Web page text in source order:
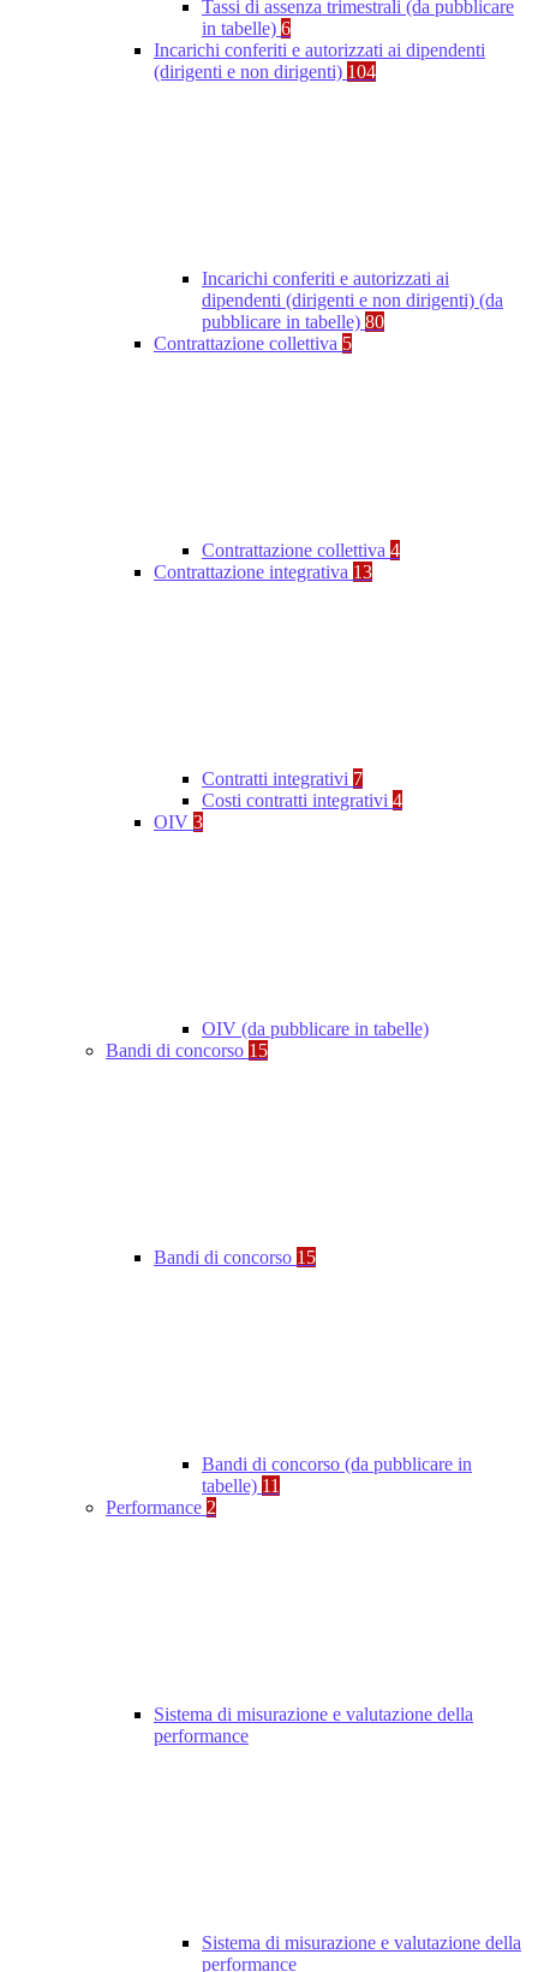
Tassi di assenza trimestrali (da pubblicare
in tabelle) 6
Incarichi conferiti e autorizzati ai dipendenti
(dirigenti e non dirigenti) 104
Incarichi conferiti e autorizzati ai
dipendenti (dirigenti e non dirigenti) (da
pubblicare in tabelle) 80
Contrattazione collettiva 5
Contrattazione collettiva 4
Contrattazione integrativa 13
Contratti integrativi 7
Costi contratti integrativi 4
OIV 3
OIV (da pubblicare in tabelle)
Bandi di concorso 15
Bandi di concorso 15
Bandi di concorso (da pubblicare in
tabelle) 11
Performance 2
Sistema di misurazione e valutazione della
performance
Sistema di misurazione e valutazione della
performance